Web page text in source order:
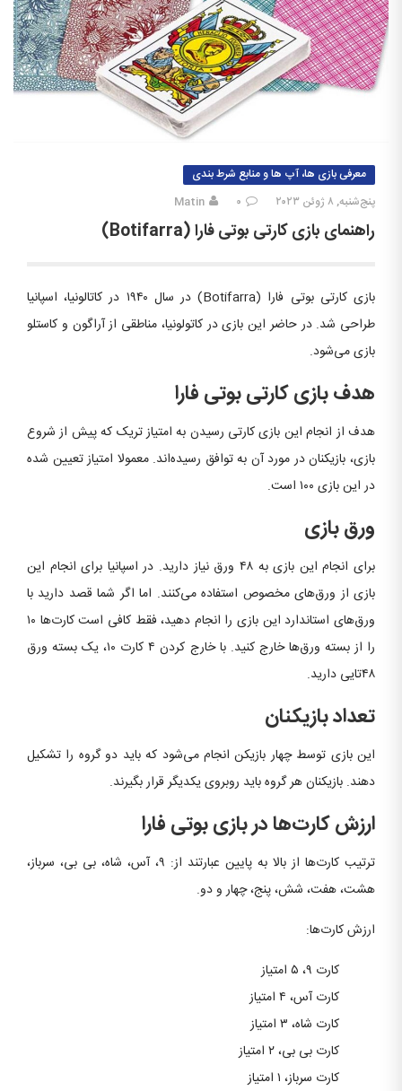
معرفی بازی ها، آپ ها و منابع شرط بندی
پنج‌شنبه, ۸ ژوئن ۲۰۲۳
۰ Matin
راهنمای بازی کارتی بوتی فارا (Botifarra)
بازی کارتی بوتی فارا (Botifarra) در سال ۱۹۴۰ در کاتالونیا، اسپانیا
طراحی شد. در حاضر این بازی در کاتولونیا، مناطقی از آراگون و کاستلو
بازی می‌شود.
هدف بازی کارتی بوتی فارا
هدف از انجام این بازی کارتی رسیدن به امتیاز تریک که پیش از شروع
بازی، بازیکنان در مورد آن به توافق رسیده‌اند. معمولا امتیاز تعیین شده
در این بازی ۱۰۰ است.
ورق بازی
برای انجام این بازی به ۴۸ ورق نیاز دارید. در اسپانیا برای انجام این
بازی از ورق‌های مخصوص استفاده می‌کنند. اما اگر شما قصد دارید با
ورق‌های استاندارد این بازی را انجام دهید، فقط کافی است کارت‌ها ۱۰
را از بسته ورق‌ها خارج کنید. با خارج کردن ۴ کارت ۱۰، یک بسته ورق
۴۸تایی دارید.
تعداد بازیکنان
این بازی توسط چهار بازیکن انجام می‌شود که باید دو گروه را تشکیل
دهند. بازیکنان هر گروه باید روبروی یکدیگر قرار بگیرند.
ارزش کارت‌ها در بازی بوتی فارا
ترتیب کارت‌ها از بالا به پایین عبارتند از: ۹، آس، شاه، بی بی، سرباز،
هشت، هفت، شش، پنج، چهار و دو.
ارزش کارت‌ها:
کارت ۹، ۵ امتیاز
کارت‌ آس، ۴ امتیاز
کارت شاه، ۳ امتیاز
کارت‌ بی بی، ۲ امتیاز
کارت سرباز، ۱ امتیاز